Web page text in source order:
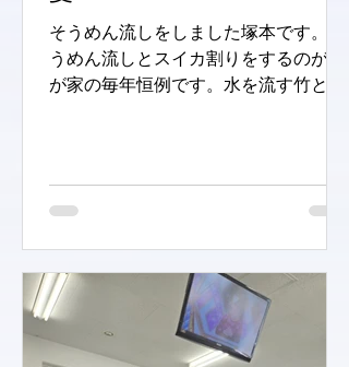
そうめん流しをしました塚本です。 そ
うめん流しとスイカ割りをするのが我
が家の毎年恒例です。水を流す竹とめ
く過ごしていただくために、日々店内
の清掃をしています。店舗が広...